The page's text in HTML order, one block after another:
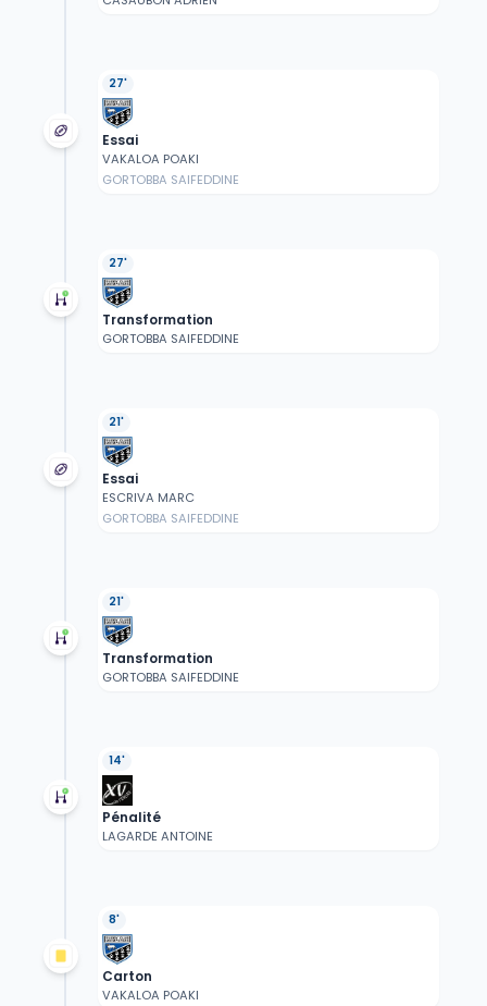
27'
Essai
VAKALOA POAKI
GORTOBBA SAIFEDDINE
27'
Transformation
GORTOBBA SAIFEDDINE
21'
Essai
ESCRIVA MARC
GORTOBBA SAIFEDDINE
21'
Transformation
GORTOBBA SAIFEDDINE
14'
Pénalité
LAGARDE ANTOINE
8'
Carton
VAKALOA POAKI